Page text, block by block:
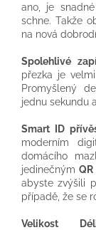
ano, je
schne. Takže
na nová
Spolehlivé
přezka je
Promyšlený
jednu sekundu
Smart ID
moderním
domácího
jedinečným
abyste zvýšili
případě, že se
Velikost